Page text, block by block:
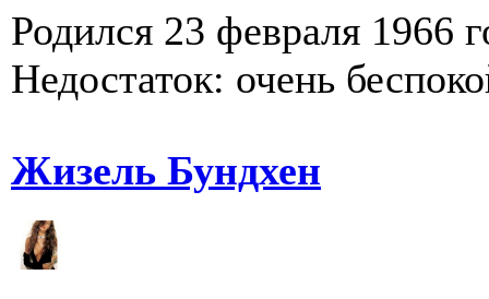
Родился 23 февраля 1966
Недостаток: очень
Жизель Бундхен